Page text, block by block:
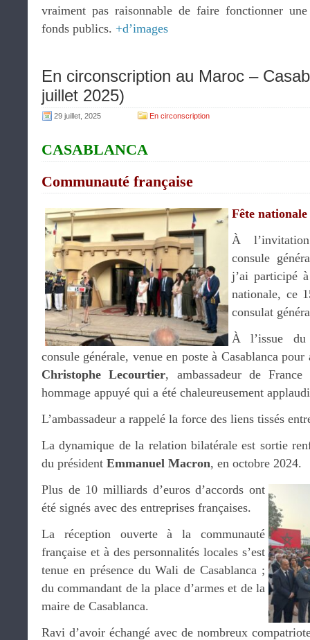
vraiment pas raisonnable de faire fonctionner
fonds publics. +d’images
En circonscription au Maroc –
juillet 2025)
29 juillet, 2025 En circonscription
CASABLANCA
Communauté française
Fête nationale
À
consule
j’ai participé
nationale, ce
consulat
À l’issue du
consule générale, venue en poste à Casablanca
Christophe Lecourtier, ambassadeur de
hommage appuyé qui a été chaleureusement
L’ambassadeur a rappelé la force des liens tissés
La dynamique de la relation bilatérale est sortie
du président Emmanuel Macron, en octobre 2024.
Plus de 10 milliards d’euros d’accords ont
été signés avec des entreprises françaises.
La réception ouverte à la communauté
française et à des personnalités locales s’est
tenue en présence du Wali de Casablanca ;
du commandant de la place d’armes et de la
maire de Casablanca.
Ravi d’avoir échangé avec de nombreux